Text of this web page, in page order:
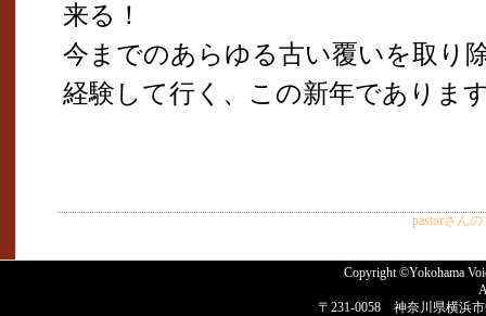
来る！
今までのあらゆる古い覆いを取り
経験して行く、この新年でありま
pastorさん
Copyright ©Yokohama
〒231-0058 神奈川県横浜市